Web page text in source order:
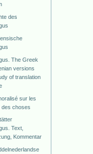
des
The Greek
versions
of translation
sur les
des choses
Text,
Kommentar